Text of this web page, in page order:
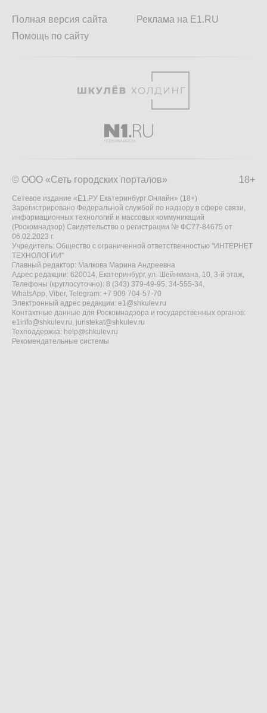
Полная версия сайта
Помощь по сайту
Реклама на E1.RU
18+
© ООО «Сеть городских порталов»
Сетевое издание «Е1.РУ Екатеринбург Онлайн» (18+)
Зарегистрировано Федеральной службой по надзору в сфере связи,
информационных технологий и массовых коммуникаций
(Роскомнадзор) Свидетельство о регистрации № ФС77-84675 от
06.02.2023 г.
Учредитель: Общество с ограниченной ответственностью "ИНТЕРНЕТ
ТЕХНОЛОГИИ"
Главный редактор: Малкова Марина Андреевна
Адрес редакции: 620014, Екатеринбург, ул. Шейнкмана, 10, 3-й этаж,
Телефоны (круглосуточно): 8 (343) 379-49-95, 34-555-34,
WhatsApp, Viber, Telegram: +7 909 704-57-70
Электронный адрес редакции: e1@shkulev.ru
Контактные данные для Роскомнадзора и государственных органов:
e1info@shkulev.ru, juristekat@shkulev.ru
Техподдержка: help@shkulev.ru
Рекомендательные системы